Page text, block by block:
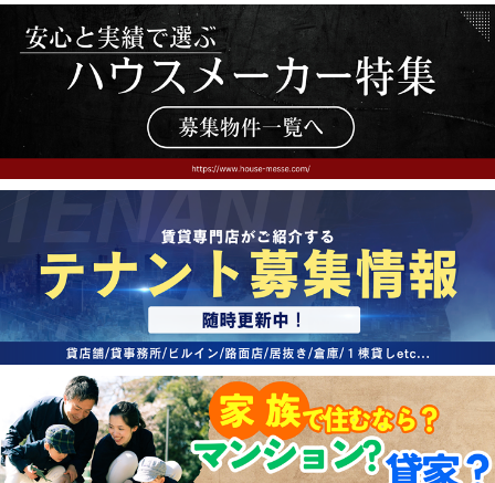
家族で住むならマンション？賃家？
一人暮らしの物件特集
ペット相談OKの賃貸！
ハウスメーカー施工特集！
路線·駅から探す
IT重説について
スタッフ紹介
賃貸管理の北白川店